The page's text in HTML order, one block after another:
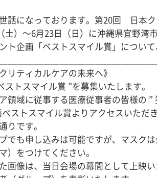
話になっております。第20回　日本
土）～6月23日（日）に沖縄県宜野湾
ト企画「ベストスマイル賞」につい
リティカルケアの未来へ》
ストスマイル賞 ”を募集いたします。
領域に従事する医療従事者の皆様の ”
ストスマイル賞よりアクセスいただ
りです。
でも申し込みは可能ですが、マスク
）をつけてください。
画像は、当日会場の幕間として上映